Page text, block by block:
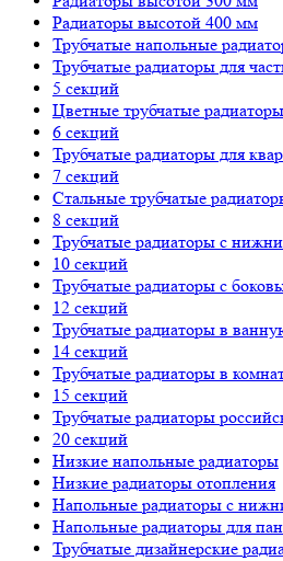
Радиаторы высотой 400 мм
Трубчатые напольные
Трубчатые радиаторы для
5 секций
Цветные трубчатые радиаторы
6 секций
Трубчатые радиаторы для
7 секций
Стальные трубчатые
8 секций
Трубчатые радиаторы с
10 секций
Трубчатые радиаторы с
12 секций
Трубчатые радиаторы в
14 секций
Трубчатые радиаторы в
15 секций
Трубчатые радиаторы
20 секций
Низкие напольные радиаторы
Низкие радиаторы отопления
Напольные радиаторы с
Напольные радиаторы для
Трубчатые дизайнерские